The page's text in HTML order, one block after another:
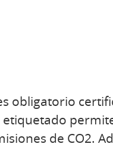
obligatorio
etiquetado
de CO2.